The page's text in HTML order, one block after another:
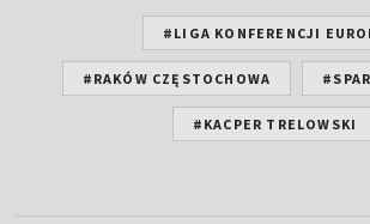
#LIGA KONFERENCJI
#RAKÓW CZĘSTOCHOWA
#KACPER TRELOWSKI